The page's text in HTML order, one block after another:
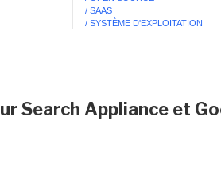
/ SAAS
/ SYSTÈME D'EXPLOITATION
Search Appliance et